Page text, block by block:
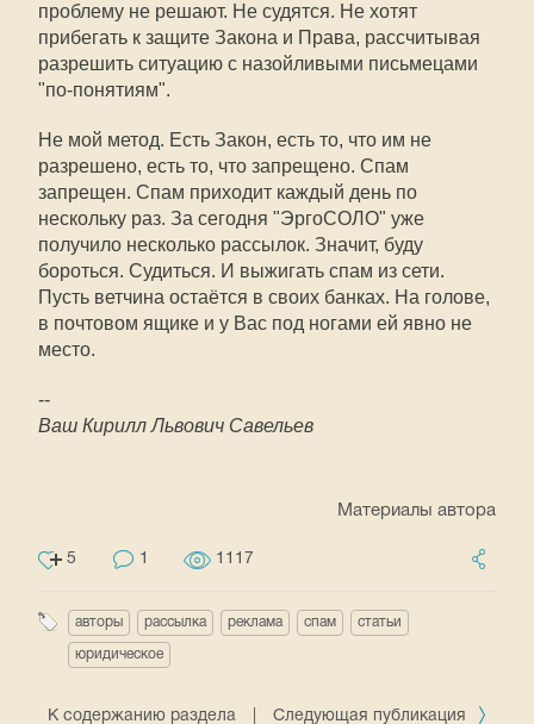
проблему не решают. Не судятся. Не хотят
прибегать к защите Закона и Права, рассчитывая
разрешить ситуацию с назойливыми письмецами
"по-понятиям".
Не мой метод. Есть Закон, есть то, что им не
разрешено, есть то, что запрещено. Спам
запрещен. Спам приходит каждый день по
нескольку раз. За сегодня "ЭргоСОЛО" уже
получило несколько рассылок. Значит, буду
бороться. Судиться. И выжигать спам из сети.
Пусть ветчина остаётся в своих банках. На голове,
в почтовом ящике и у Вас под ногами ей явно не
место.
--
Ваш Кирилл Львович Савельев
Материалы автора
5 1 1117
авторы рассылка реклама спам статьи
юридическое
К содержанию раздела Следующая публикация